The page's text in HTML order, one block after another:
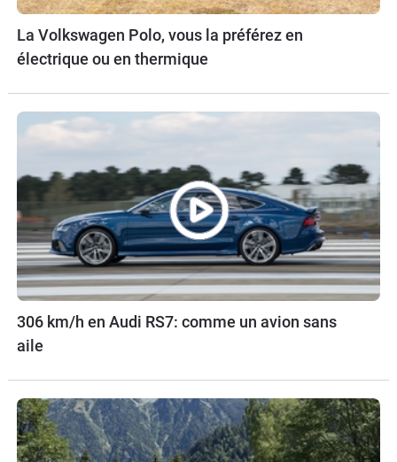
La Volkswagen Polo, vous la préférez en
électrique ou en thermique
306 km/h en Audi RS7: comme un avion sans
aile